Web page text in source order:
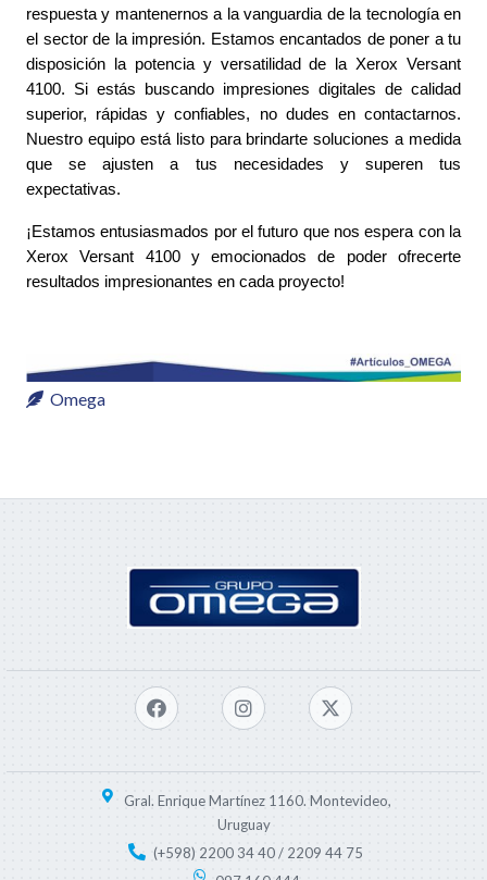
respuesta y mantenernos a la vanguardia de la tecnología en
el sector de la impresión. Estamos encantados de poner a tu
disposición la potencia y versatilidad de la Xerox Versant
4100. Si estás buscando impresiones digitales de calidad
superior, rápidas y confiables, no dudes en contactarnos.
Nuestro equipo está listo para brindarte soluciones a medida
que se ajusten a tus necesidades y superen tus
expectativas.
¡Estamos entusiasmados por el futuro que nos espera con la
Xerox Versant 4100 y emocionados de poder ofrecerte
resultados impresionantes en cada proyecto!
Omega
Gral. Enrique Martínez 1160. Montevideo,
Uruguay
(+598) 2200 34 40 / 2209 44 75